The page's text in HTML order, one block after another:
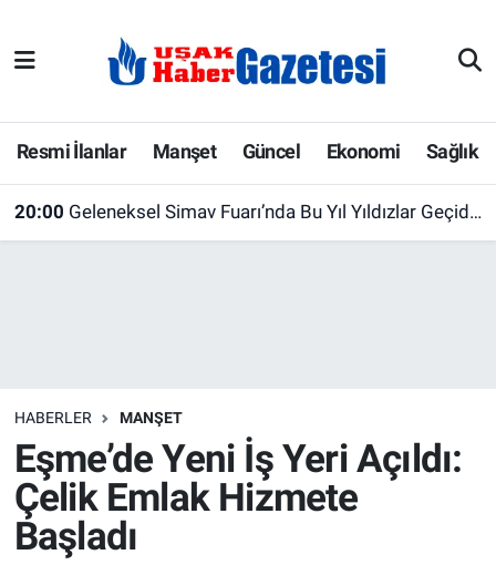
Resmi İlanlar Manşet Güncel Ekonomi Sağlık
20:00 Geleneksel Simav Fuarı’nda Bu Yıl Yıldızlar Geçidi! İşte Sahne Alacak Ünlü İsimler
HABERLER MANŞET
Eşme’de Yeni İş Yeri Açıldı:
Çelik Emlak Hizmete
Başladı
E-Gazete
Ekonomi
Köşe Yazarları
Kültür Sanat
Manşet
Uşak Hava Durumu
Uşak Trafik Yoğunluk Haritası